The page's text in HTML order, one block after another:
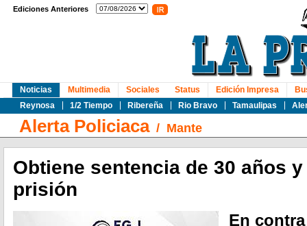
Ediciones Anteriores
Noticias
Reynosa
1/2 Tiempo Ribereña Rio Bravo Tamaulipas
Multimedia Sociales Status Edición Impresa
Alerta Policiaca/ Mante
Obtiene sentencia de 30 años
prisión
En